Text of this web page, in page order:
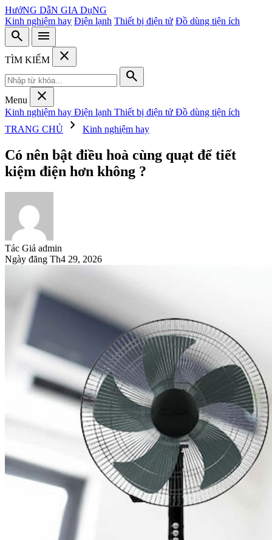
HướNG DẫN GIA DụNG
Kinh nghiệm hay Điện lạnh Thiết bị điện tử Đồ dùng tiện ích
search menu
TÌM KIẾM
close
search
Menu close
Kinh nghiệm hay Điện lạnh Thiết bị điện tử Đồ dùng tiện ích
TRANG CHỦ
chevron_right Kinh nghiệm hay
Có nên bật điều hoà cùng quạt để tiết
kiệm điện hơn không ?
Tác Giả admin
Ngày đăng Th4 29, 2026